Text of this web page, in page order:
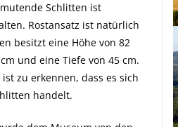
Schlitten ist
Rostansatz ist natürlich
besitzt eine Höhe von 82
und eine Tiefe von 45 cm.
zu erkennen, dass es sich
handelt.